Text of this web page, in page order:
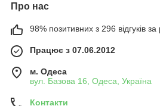
Про нас
98% позитивних з 296 відгуків за
Працює з 07.06.2012
м. Одеса
вул. Базова 16, Одеса, Україна
Контакти